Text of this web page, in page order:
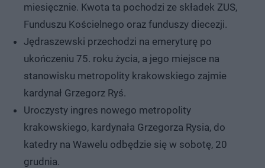
miesięcznie. Kwota ta pochodzi ze składek ZUS,
Funduszu Kościelnego oraz funduszy diecezji.
Jędraszewski przechodzi na emeryturę po
ukończeniu 75. roku życia, a jego miejsce na
stanowisku metropolity krakowskiego zajmie
kardynał Grzegorz Ryś.
Uroczysty ingres nowego metropolity
krakowskiego, kardynała Grzegorza Rysia, do
katedry na Wawelu odbędzie się w sobotę, 20
grudnia.